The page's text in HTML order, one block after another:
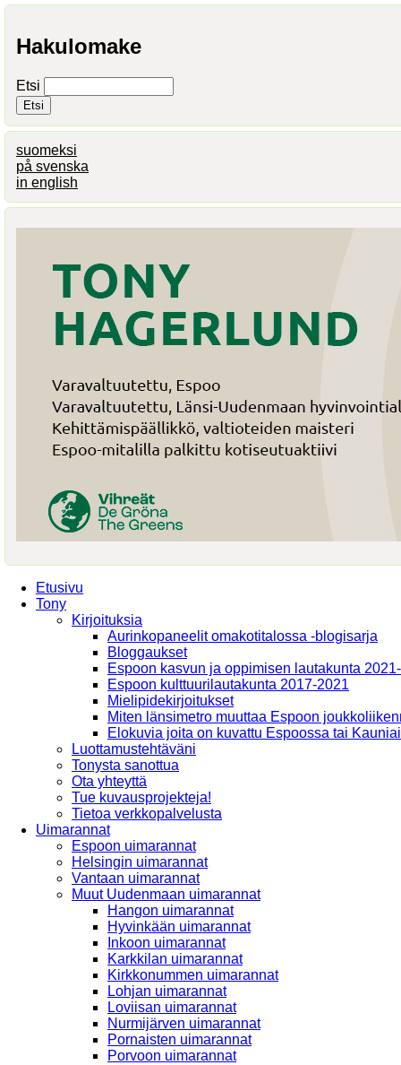
Hakulomake
Etsi
suomeksi
på svenska
in english
Etusivu
Tony
Kirjoituksia
Aurinkopaneelit omakotitalossa -blogisarja
Bloggaukset
Espoon kasvun ja oppimisen lautakunta
Espoon kulttuurilautakunta 2017-2021
Mielipidekirjoitukset
Miten länsimetro muuttaa Espoon
Elokuvia joita on kuvattu Espoossa tai
Luottamustehtäväni
Tonysta sanottua
Ota yhteyttä
Tue kuvausprojekteja!
Tietoa verkkopalvelusta
Uimarannat
Espoon uimarannat
Helsingin uimarannat
Vantaan uimarannat
Muut Uudenmaan uimarannat
Hangon uimarannat
Hyvinkään uimarannat
Inkoon uimarannat
Karkkilan uimarannat
Kirkkonummen uimarannat
Lohjan uimarannat
Loviisan uimarannat
Nurmijärven uimarannat
Pornaisten uimarannat
Porvoon uimarannat